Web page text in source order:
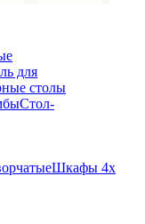
для
столы
Стол-
Шкафы 4х